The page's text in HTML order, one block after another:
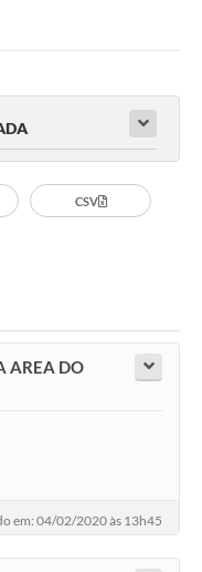
CSV
AREA DO
em: 04/02/2020 às 13h45